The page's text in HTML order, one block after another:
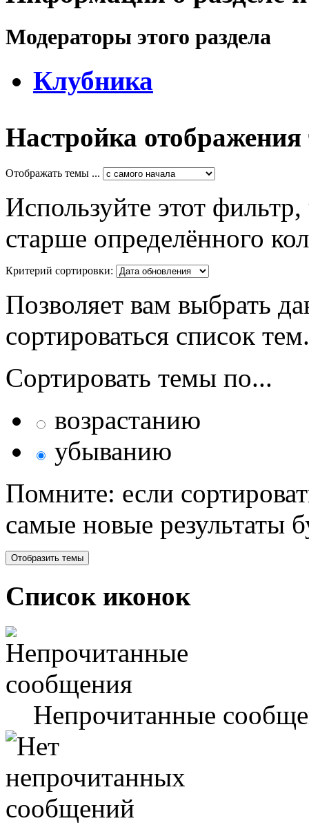
Модераторы этого раздела
Клубника
Настройка отображения
Отображать темы ...
Используйте этот
старше определённого
Критерий сортировки:
Позволяет вам выбрать
сортироваться список тем.
Сортировать темы по...
возрастанию
убыванию
Помните: если
самые новые результаты
Список иконок
Непрочитанные